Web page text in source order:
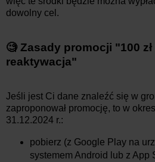
dowolny cel.
🧐 Zasady promocji "100
reaktywacja"
Jeśli jest Ci dane znaleźć się w
zaproponował promocję, to w
31.12.2024 r.:
pobierz (z Google Play na
systemem Android lub z App